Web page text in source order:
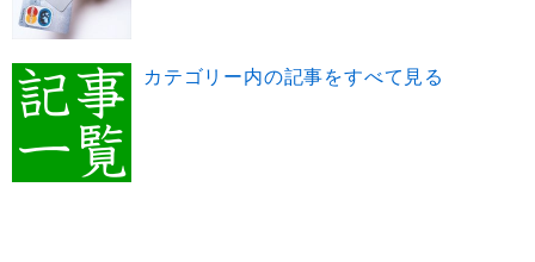
カテゴリー内の記事をすべて見る